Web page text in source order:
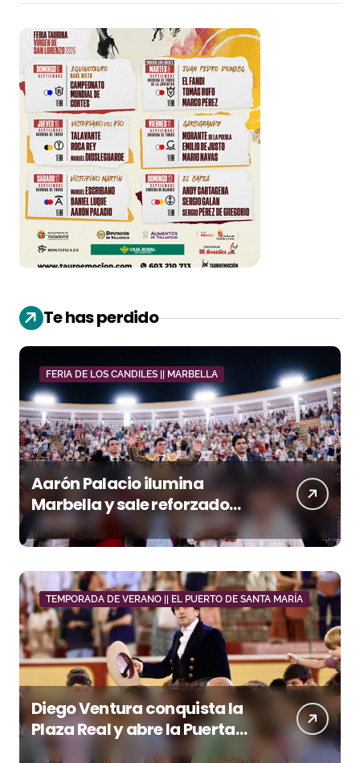
Te has perdido
FERIA DE LOS CANDILES || MARBELLA
Aarón Palacio ilumina
Marbella y sale reforzado
junto a Manzanares y
Morante
TEMPORADA DE VERANO || EL PUERTO DE SANTA MARÍA
Diego Ventura conquista la
Plaza Real y abre la Puerta
Grande en El Puerto